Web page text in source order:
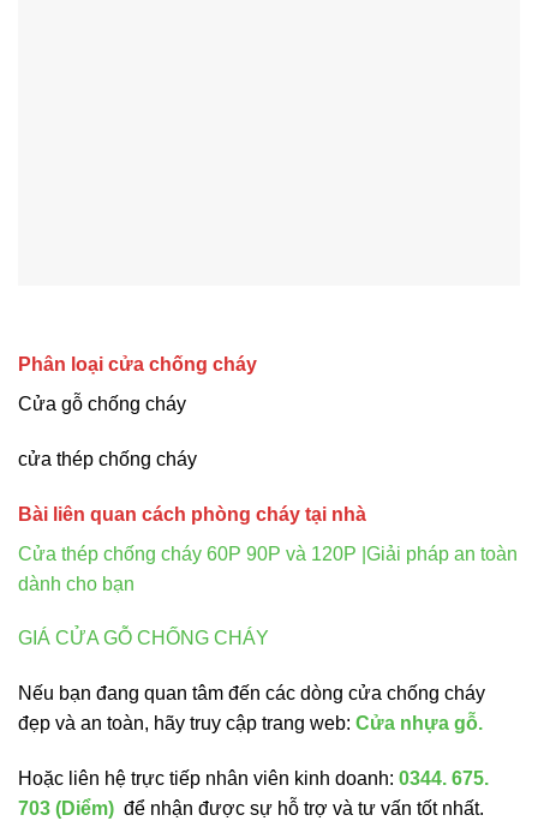
Phân loại cửa chống cháy
Cửa gỗ chống cháy
cửa thép chống cháy
Bài liên quan cách phòng cháy tại nhà
Cửa thép chống cháy 60P 90P và 120P |Giải pháp an toàn
dành cho bạn
GIÁ CỬA GỖ CHỐNG CHÁY
Nếu bạn đang quan tâm đến các dòng cửa chống cháy
đẹp và an toàn, hãy truy cập trang web: Cửa nhựa gỗ.
Hoặc liên hệ trực tiếp nhân viên kinh doanh: 0344. 675.
703 (Diểm) để nhận được sự hỗ trợ và tư vấn tốt nhất.